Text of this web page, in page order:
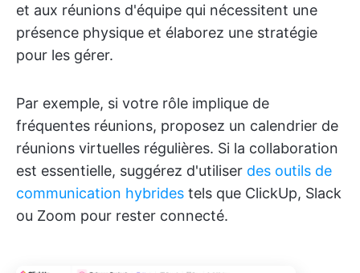
et aux réunions d'équipe qui nécessitent une
présence physique et élaborez une stratégie
pour les gérer.
Par exemple, si votre rôle implique de
fréquentes réunions, proposez un calendrier de
réunions virtuelles régulières. Si la collaboration
est essentielle, suggérez d'utiliser des outils de
communication hybrides tels que ClickUp, Slack
ou Zoom pour rester connecté.